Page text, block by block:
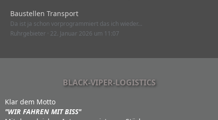
Baustellen Transport
Da ist ja schon vorprogrammiert das ich wieder…
Ruhrgebieter 22. Januar 2026 um 11:07
BLACK-VIPER-LOGISTICS
Klar dem Motto
"WIR FAHREN MIT BISS"